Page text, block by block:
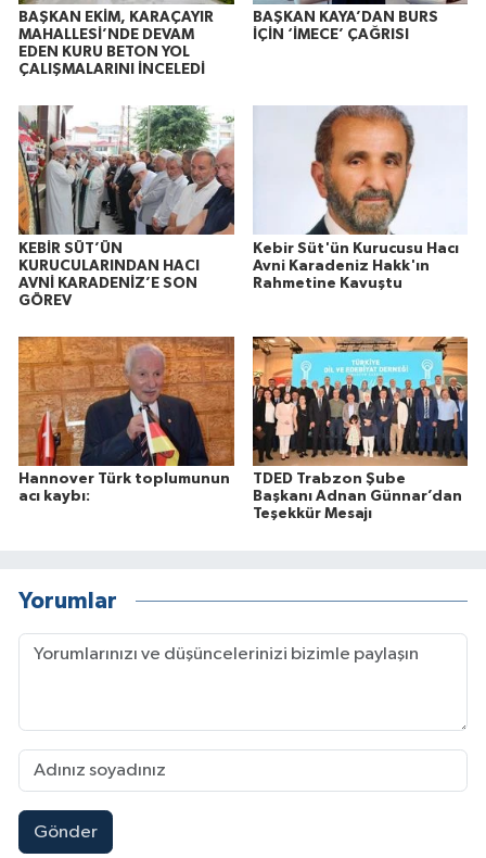
BAŞKAN EKİM, KARAÇAYIR
MAHALLESİ’NDE DEVAM
EDEN KURU BETON YOL
ÇALIŞMALARINI İNCELEDİ
BAŞKAN KAYA’DAN BURS
İÇİN ‘İMECE’ ÇAĞRISI
KEBİR SÜT’ÜN
KURUCULARINDAN HACI
AVNİ KARADENİZ’E SON
GÖREV
Kebir Süt'ün Kurucusu Hacı
Avni Karadeniz Hakk'ın
Rahmetine Kavuştu
Hannover Türk toplumunun
acı kaybı:
TDED Trabzon Şube
Başkanı Adnan Günnar’dan
Teşekkür Mesajı
Yorumlar
Gönder